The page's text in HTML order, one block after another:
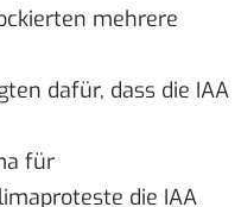
mehrere
dafür, dass die IAA
für
die IAA